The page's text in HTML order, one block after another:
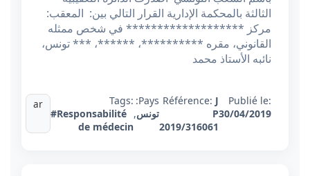
الثالثة بالمحكمة الإدارية القرار التالي بين: المعقب:
مركز ******************* في شخص ممثله
القانوني، مقره **********، ******، *** تونس،
نائبه الأستاذ محمد
Publié le:
30/04/2019
Référence: J
P
2019/316061
Pays:
تونس,
Tags:
#Responsabilité
de médecin
ar